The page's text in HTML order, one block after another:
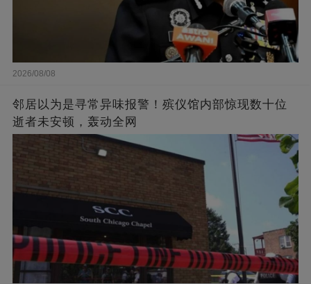
2026/08/08
邻居以为是寻常异味报警！殡仪馆内部惊现数十位
逝者未安顿，轰动全网